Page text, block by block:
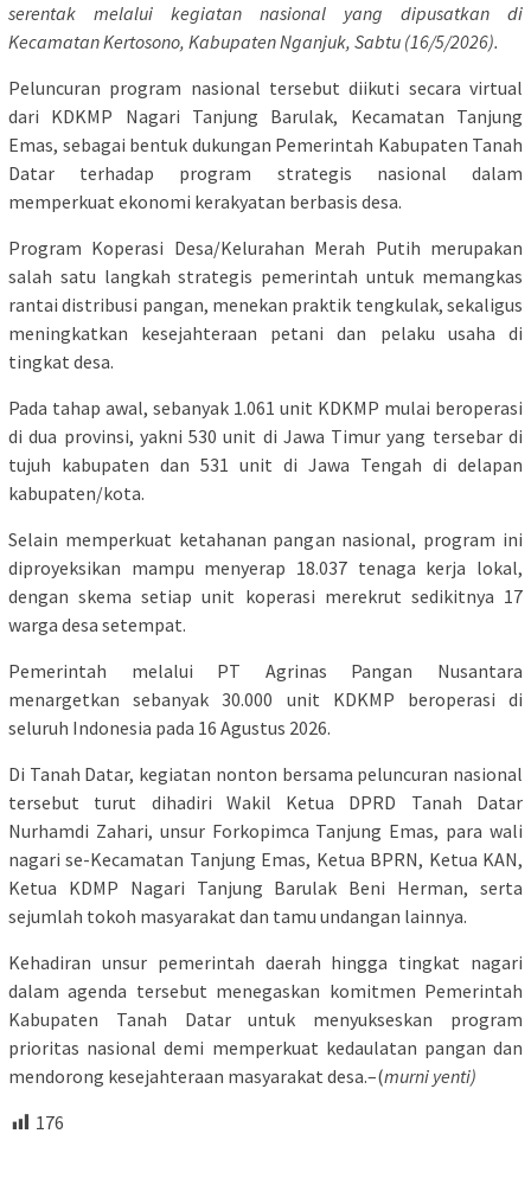
serentak melalui kegiatan nasional yang dipusatkan di
Kecamatan Kertosono, KabupatenNganjuk, Sabtu (16/5/2026).
Peluncuran program nasional tersebut diikuti secara virtual
dari KDKMP Nagari Tanjung Barulak, Kecamatan Tanjung
Emas, sebagai bentuk dukungan Pemerintah Kabupaten Tanah
Datar terhadap program strategis nasional dalam
memperkuat ekonomi kerakyatan berbasis desa.
Program Koperasi Desa/Kelurahan Merah Putih merupakan
salah satu langkah strategis pemerintah untuk memangkas
rantai distribusi pangan, menekan praktik tengkulak, sekaligus
meningkatkan kesejahteraan petani dan pelaku usaha di
tingkat desa.
Pada tahap awal, sebanyak 1.061 unit KDKMP mulai beroperasi
di dua provinsi, yakni 530 unit di Jawa Timur yang tersebar di
tujuh kabupaten dan 531 unit di Jawa Tengah di delapan
kabupaten/kota.
Selain memperkuat ketahanan pangan nasional, program ini
diproyeksikan mampu menyerap 18.037 tenaga kerja lokal,
dengan skema setiap unit koperasi merekrut sedikitnya 17
warga desa setempat.
Pemerintah melalui PT Agrinas Pangan Nusantara
menargetkan sebanyak 30.000 unit KDKMP beroperasi di
seluruh Indonesia pada 16 Agustus 2026.
Di Tanah Datar, kegiatan nonton bersama peluncuran nasional
tersebut turut dihadiri Wakil Ketua DPRD Tanah Datar
Nurhamdi Zahari, unsur Forkopimca Tanjung Emas, para wali
nagari se-Kecamatan Tanjung Emas, Ketua BPRN, Ketua KAN,
Ketua KDMP Nagari Tanjung Barulak Beni Herman, serta
sejumlah tokoh masyarakat dan tamu undangan lainnya.
Kehadiran unsur pemerintah daerah hingga tingkat nagari
dalam agenda tersebut menegaskan komitmen Pemerintah
Kabupaten Tanah Datar untuk menyukseskan program
prioritas nasional demi memperkuat kedaulatan pangan dan
mendorong kesejahteraan masyarakat desa.–(murni yenti)
176